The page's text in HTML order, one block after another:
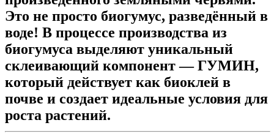
Это не просто биогумус, разведённый в
воде! В процессе производства из
биогумуса выделяют уникальный
склеивающий компонент —ГУМИН,
который действует как биоклей в
почве и создает идеальные условия для
роста растений.